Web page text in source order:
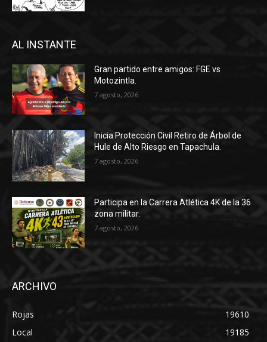
AL INSTANTE
Gran partido entre amigos: FGE vs
Motozintla.
7 agosto, 2026
Inicia Protección Civil Retiro de Árbol de
Hule de Alto Riesgo en Tapachula.
7 agosto, 2026
Participa en la Carrera Atlética 4K de la 36
zona militar.
7 agosto, 2026
ARCHIVO
Rojas
19610
Local
19185